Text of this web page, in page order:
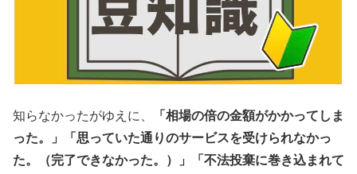
知らなかったがゆえに、
「相場の倍の金額がかかってしま
った。」「思っていた通りのサービスを受けられなかっ
た。（完了できなかった。）」「不法投棄に巻き込まれて